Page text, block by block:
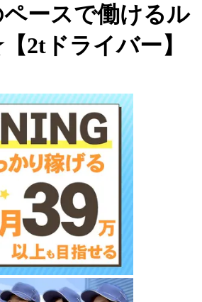
ペースで働けるル
2tドライバー】